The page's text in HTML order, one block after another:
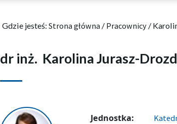
Gdzie jesteś: Strona główna / Pracownicy/
dr inż. Karolina Jurasz-
Jednostka: